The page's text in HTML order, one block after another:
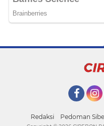
Redaksi Pedoman